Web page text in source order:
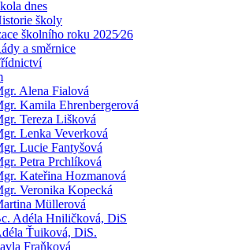
dnes
školy
školního roku 2025⁄26
a směrnice
Alena Fialová
Kamila Ehrenbergerová
Tereza Lišková
Lenka Veverková
Lucie Fantyšová
Petra Prchlíková
Kateřina Hozmanová
Veronika Kopecká
Müllerová
Adéla Hniličková, DiS
Ťuiková, DiS.
Fraňková